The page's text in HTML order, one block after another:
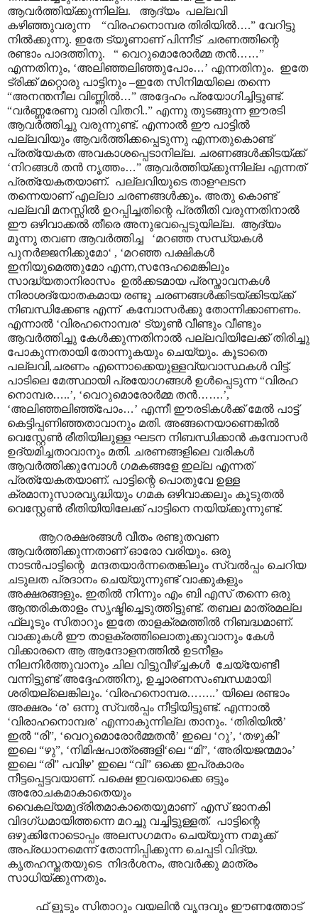
ആവർത്തിയ്ക്കുന്നില്ല. ആദ്യം പല്ലവി
കഴിഞ്ഞുവരുന്ന “വിരഹനൊമ്പര തിരിയിൽ….” വേറിട്ടു
നിൽക്കുന്നു. ഇതേ ട്യൂണാണ് പിന്നീട് ചരണത്തിന്റെ
രണ്ടാം പാദത്തിനു. “ വെറുമൊരോർമ്മ തൻ……”
എന്നതിനും, ‘അലിഞ്ഞലിഞ്ഞുപോം…’ എന്നതിനും. ഇതേ
ട്രിക്ക് മറ്റൊരു പാട്ടിനും –ഇതേ സിനിമയിലെ തന്നെ
“അനന്തനീല വിണ്ണിൽ…” അദ്ദേഹം പ്രയോഗിച്ചിട്ടുണ്ട്.
“വർണ്ണരേണു വാരി വിതറി..” എന്നു തുടങ്ങുന്ന ഈരടി
ആവർത്തിച്ചു വരുന്നുണ്ട്. എന്നാൽ ഈ പാട്ടിൽ
പല്ലവിയും ആവർത്തിക്കപ്പെടുന്നു എന്നതുകൊണ്ട്
പ്രത്യേകത അവകാശപ്പെടാനില്ല. ചരണങ്ങൾക്കിടയ്ക്ക്
‘നിറങ്ങൾ തൻ നൃത്തം…” ആവർത്തിയ്ക്കുന്നില്ല എന്നത്
പ്രത്യേകതയാണ്. പല്ലവിയുടെ താളഘടന
തന്നെയാണ് എല്ലാ ചരണങ്ങൾക്കും. അതു കൊണ്ട്
പല്ലവി മനസ്സിൽ ഉറപ്പിച്ചതിന്റെ പ്രതീതി വരുന്നതിനാൽ
ഈ ഒഴിവാക്കൽ തീരെ അനുഭവപ്പെടുയില്ല. ആദ്യം
മൂന്നു തവണ ആവർത്തിച്ച ‘മറഞ്ഞ സന്ധ്യകൾ
പുനർജ്ജനിക്കുമോ‘ , ‘മറഞ്ഞ പക്ഷികൾ
ഇനിയുമെത്തുമോ എന്ന,സന്ദേഹമെങ്കിലും
സാദ്ധ്യതാനിരാസം ഉൽക്കടമായ പ്രസ്താവനകൾ
നിരാശദ്യോതകമായ രണ്ടു ചരണങ്ങൾക്കിടയ്ക്കിടയ്ക്ക്
നിബന്ധിക്കേണ്ട എന്ന് കമ്പോസർക്കു തോന്നിക്കാണണം.
എന്നാൽ ‘വിരഹനൊമ്പര‘ ട്യൂൺ വീണ്ടും വീണ്ടും
ആവർത്തിച്ചു കേൾക്കുന്നതിനാൽ പല്ലവിയിലേക്ക് തിരിച്ചു
പോകുന്നതായി തോന്നുകയും ചെയ്യും. കൂടാതെ
പല്ലവി,ചരണം എന്നൊക്കെയുള്ളവ്യവാസ്ഥകൾ വിട്ട്.
പാടിലെ മേത്സ്ഥായി പ്രയോഗങ്ങൾ ഉൾപ്പെടുന്ന “വിരഹ
നൊമ്പര…..’, ‘വെറുമൊരോർമ്മ തൻ…….’,
‘അലിഞ്ഞലിഞ്ഞ്പോം…’ എന്നീ ഈരടികൾക്ക് മേൽ പാട്ട്
കെട്ടിപ്പണിഞ്ഞതാവാനും മതി. അങ്ങനെയാണെങ്കിൽ
വെസ്റ്റേൺ രീതിയിലുള്ള ഘടന നിബന്ധിക്കാൻ കമ്പോസർ
ഉദ്യമിച്ചതാവാനും മതി. ചരണങ്ങളിലെ വരികൾ
ആവർത്തിക്കുമ്പോൾ ഗമകങ്ങളേ ഇല്ല എന്നത്
പ്രത്യേകതയാണ്. പാട്ടിന്റെ പൊതുവേ ഉള്ള
ക്രമാനുസാരവൃദ്ധിയും ഗമക ഒഴിവാക്കലും കൂടുതൽ
വെസ്റ്റേൺ രീതിയിയിലേക്ക് പാട്ടിനെ നയിയ്ക്കുന്നുണ്ട്.
ആറരക്ഷരങ്ങൾ വീതം രണ്ടുതവണ
ആവർത്തിക്കുന്നതാണ് ഓരോ വരിയും. ഒരു
നാടൻപാട്ടിന്റെ മന്ദതയാർന്നതെങ്കിലും സ്വൽ‌പ്പം ചെറിയ
ചടുലത പ്രദാനം ചെയ്യുന്നുണ്ട് വാക്കുകളും
അക്ഷരങ്ങളും. ഇതിൽ നിന്നും എം ബി എസ് തന്നെ ഒരു
ആന്തരികതാളം സൃഷ്ടിച്ചെടുത്തിട്ടുണ്ട്. തബല മാത്രമല്ല
ഫ്ലൂടും സിതാറും ഇതേ താളക്രമത്തിൽ നിബദ്ധമാണ്.
വാക്കുകൾ ഈ താളക്രത്തിലൊതുക്കുവാനും കേൾ
വിക്കാരനെ ആ ആന്ദോളനത്തിൽ ഉടനീളം
നിലനിർത്തുവാനും ചില വിട്ടുവീഴ്ച്ചകൾ ചേയ്യേണ്ടീ
വന്നിട്ടുണ്ട് അദ്ദേഹത്തിനു, ഉച്ചാരണസംബന്ധമായി
ശരിയല്ലെങ്കിലും. ‘വിരഹനൊമ്പര……..’ യിലെ രണ്ടാം
അക്ഷരം ‘ര’ ഒന്നു സ്വൽ‌പ്പം നീട്ടിയിട്ടുണ്ട്. എന്നാൽ
‘വിരാഹനൊമ്പര’ എന്നാകുന്നില്ല താനും. ‘തിരിയിൽ’
ഇൽ “രി”, ‘വെറുമൊരോർമ്മതൻ’ ഇലെ ‘റു’, ‘തഴുകി’
ഇലെ “ഴു”, ‘നിമിഷപാത്രങ്ങളി‘ലെ “മി”, ‘അരിയജന്മമാം’
ഇലെ “രി” പവിഴ’ ഇലെ “വി” ഒക്കെ ഇപ്രകാരം
നീട്ടപ്പെട്ടവയാണ്. പക്ഷെ ഇവയൊക്കെ ഒട്ടും
അരോചകമാകാതെയും
വൈകല്യമുദ്രിതമാകാതെയുമാണ് എസ് ജാനകി
വിദഗ്ധമായിത്തന്നെ മറച്ചു വച്ചിട്ടുള്ളത്. പാട്ടിന്റെ
ഒഴുക്കിനോടൊപ്പം അലസഗമനം ചെയ്യുന്ന നമുക്ക്
അപ്രധാനമെന്ന് തോന്നിപ്പിക്കുന്ന ചെപ്പടി വിദ്യ.
കൃതഹസ്തതയുടെ നിദർശനം, അവർക്കു മാത്രം
സാധിയ്ക്കുന്നതും.
ഫ് ളൂടും സിതാറും വയലിൻ വൃന്ദവും ഈണത്തോട്